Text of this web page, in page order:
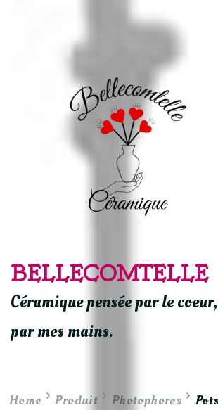
BELLECOMTELLE
Céramique pensée par le
par mes mains.
Home Produit Photophores